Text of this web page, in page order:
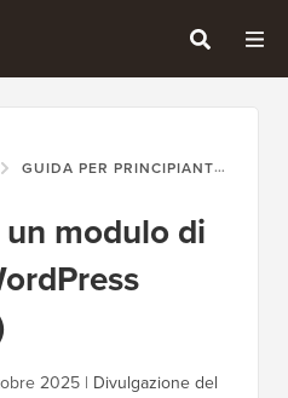
GUIDA PER PRINCIPIANTI
modulo di
2025 | Divulgazione del